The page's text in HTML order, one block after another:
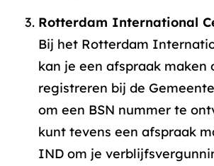
Rotterdam International
Bij het Rotterdam
kan je een afspraak maken
registreren bij de
om een BSN nummer te
kunt tevens een afspraak
IND om je